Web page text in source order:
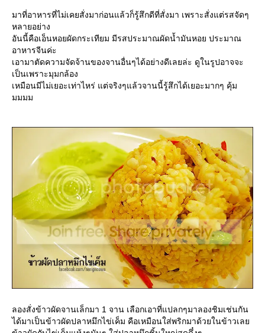
มาที่อาหารที่ไม่เคยสั่งมาก่อนแล้วก็รู้สึกดีที่สั่งมา เพราะสั่งแต่รสจัดๆ
หลายอย่าง
อันนี้คือเอ็นหอยผัดกระเทียม มีรสประมาณผัดน้ำมันหอย ประมาณ
อาหารจีนค่ะ
เอามาตัดความจัดจ้านของจานอื่นๆได้อย่างดีเลยล่ะ ดูในรูปอาจจะ
เป็นเพราะมุมกล้อง
เหมือนมีไม่เยอะเท่าไหร่ แต่จริงๆแล้วจานนี้รู้สึกได้เยอะมากๆ คุ้ม
มมมม
ลองสั่งข้าวผัดจานเล็กมา 1 จาน เลือกเอาที่แปลกๆมาลองชิมเช่นกัน
ได้มาเป็นข้าวผัดปลาหมึกไข่เค็ม คือเหมือนใส่พริกมาด้วยในข้าวเล